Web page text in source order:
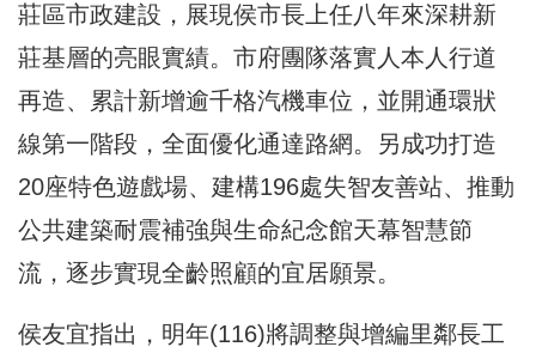
莊區市政建設，展現侯市長上任八年來深耕新
莊基層的亮眼實績。市府團隊落實人本人行道
再造、累計新增逾千格汽機車位，並開通環狀
線第一階段，全面優化通達路網。另成功打造
20座特色遊戲場、建構196處失智友善站、推動
公共建築耐震補強與生命紀念館天幕智慧節
流，逐步實現全齡照顧的宜居願景。
侯友宜指出，明年(116)將調整與增編里鄰長工